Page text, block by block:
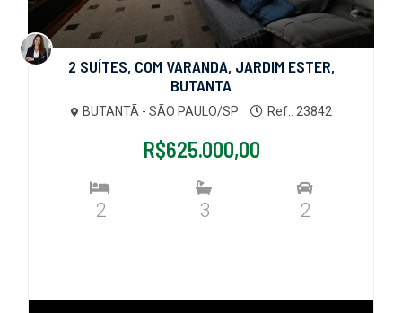
2 SUÍTES, COM VARANDA, JARDIM ESTER,
BUTANTA
BUTANTÃ - SÃO PAULO/SP Ref.: 23842
R$625.000,00
2 3 2